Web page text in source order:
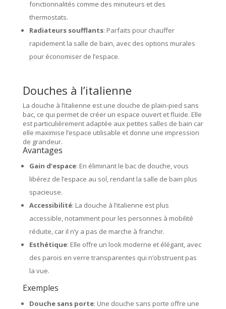
fonctionnalités comme des minuteurs et des
thermostats.
Radiateurs soufflants: Parfaits pour chauffer
rapidement la salle de bain, avec des options murales
pour économiser de l’espace.
Douches à l’italienne
La douche à l’italienne est une douche de plain-pied sans
bac, ce qui permet de créer un espace ouvert et fluide. Elle
est particulièrement adaptée aux petites salles de bain car
elle maximise l’espace utilisable et donne une impression
de grandeur.
Avantages
Gain d’espace: En éliminant le bac de douche, vous
libérez de l’espace au sol, rendant la salle de bain plus
spacieuse.
Accessibilité: La douche à l’italienne est plus
accessible, notamment pour les personnes à mobilité
réduite, car il n’y a pas de marche à franchir.
Esthétique: Elle offre un look moderne et élégant, avec
des parois en verre transparentes qui n’obstruent pas
la vue.
Exemples
Douche sans porte: Une douche sans porte offre une